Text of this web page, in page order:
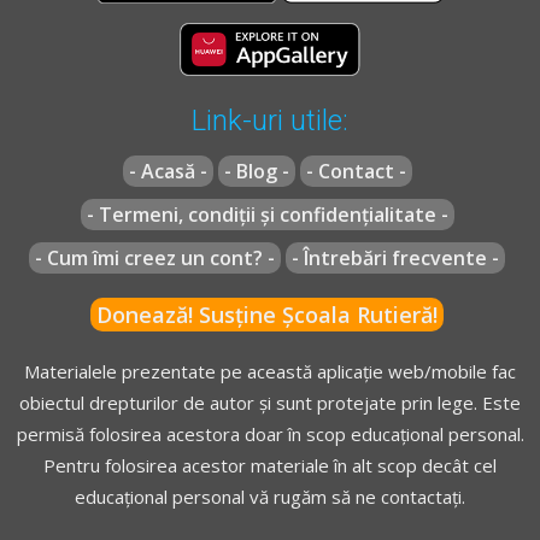
Link-uri utile:
- Acasă - - Blog -
- Contact -
- Termeni, condiții și confidențialitate -
- Cum îmi creez un cont? -
- Întrebări frecvente -
Donează! Susține Școala Rutieră!
Materialele prezentate pe această aplicație web/mobile fac
obiectul drepturilor de autor și sunt protejate prin lege. Este
permisă folosirea acestora doar în scop educațional personal.
Pentru folosirea acestor materiale în alt scop decât cel
educațional personal vă rugăm să ne contactați.